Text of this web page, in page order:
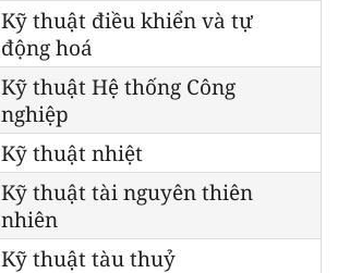
Kỹ thuật điều khiển và tự
động hoá
Kỹ thuật Hệ thống Công
nghiệp
Kỹ thuật nhiệt
Kỹ thuật tài nguyên thiên
nhiên
Kỹ thuật tàu thuỷ